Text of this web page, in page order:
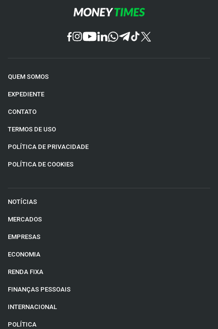
QUEM SOMOS
EXPEDIENTE
CONTATO
TERMOS DE USO
POLÍTICA DE PRIVACIDADE
POLÍTICA DE COOKIES
NOTÍCIAS
MERCADOS
EMPRESAS
ECONOMIA
RENDA FIXA
FINANÇAS PESSOAIS
INTERNACIONAL
POLÍTICA